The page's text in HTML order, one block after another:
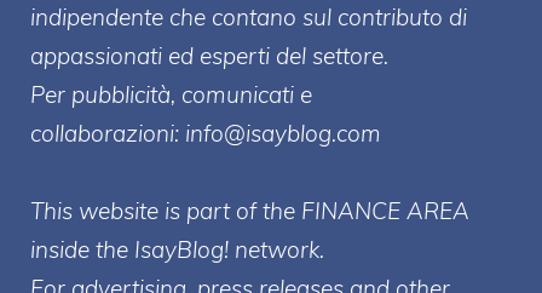
indipendente che contano sul contributo di
appassionati ed esperti del settore.
Per pubblicità, comunicati e
collaborazioni: info@isayblog.com
This website is part of the FINANCE AREA
inside the IsayBlog! network.